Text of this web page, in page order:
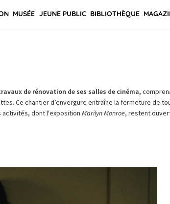
MUSÉE JEUNE PUBLIC BIBLIOTHÈQUE
de rénovation de ses salles de cinéma,
Ce chantier d’envergure entraîne la fermeture de
activités, dont l'exposition Marilyn Monroe, restent